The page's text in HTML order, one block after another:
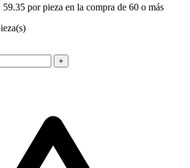
por pieza en la compra de 60 o más
+